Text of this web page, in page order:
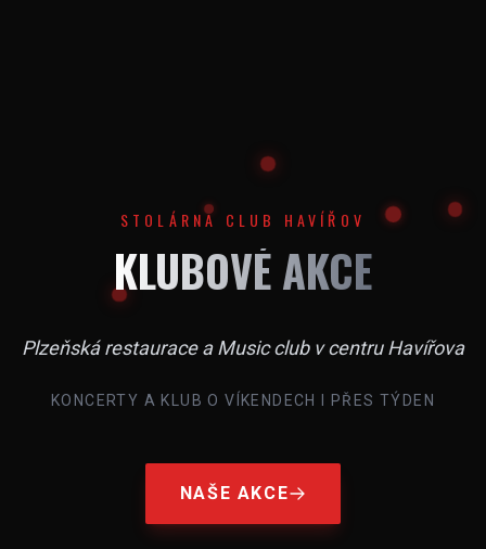
STOLÁRNA CLUB HAVÍŘOV
KLUBOVÉ AKCE
Plzeňská restaurace a Music club v centru Havířova
KONCERTY A KLUB O VÍKENDECH I PŘES TÝDEN
NAŠE AKCE